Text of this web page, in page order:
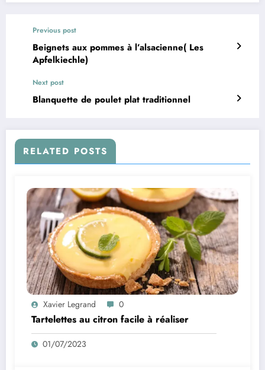
Previous post
Beignets aux pommes à l’alsacienne( Les
Apfelkiechle)
Next post
Blanquette de poulet plat traditionnel
RELATED POSTS
Xavier Legrand 0
Tartelettes au citron facile à réaliser
01/07/2023